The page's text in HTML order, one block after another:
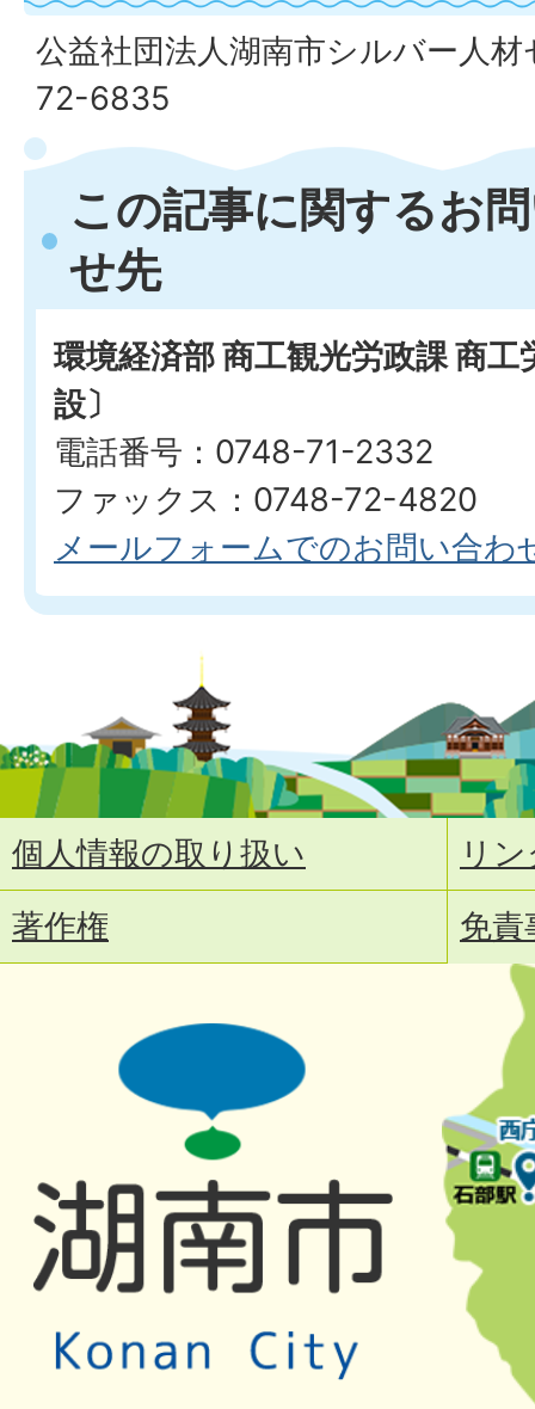
公益社団法人湖南市シルバー人
72-6835
この記事に関するお
せ先
環境経済部 商工観光労政課 商工
設〕
電話番号：0748-71-2332
ファックス：0748-72-4820
メールフォームでのお問い合わ
個人情報の取り扱い
リ
著作権
免責